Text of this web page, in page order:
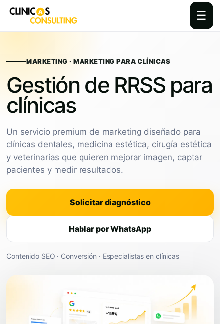
☰
contentMARKETING · MARKETING PARA CLÍNICAS
Gestión de RRSS para
clínicas
Un servicio premium de marketing diseñado para
clínicas dentales, medicina estética, cirugía estética
y veterinarias que quieren mejorar imagen, captar
pacientes y medir resultados.
Solicitar diagnóstico
Hablar por WhatsApp
Contenido SEO · Conversión · Especialistas en clínicas